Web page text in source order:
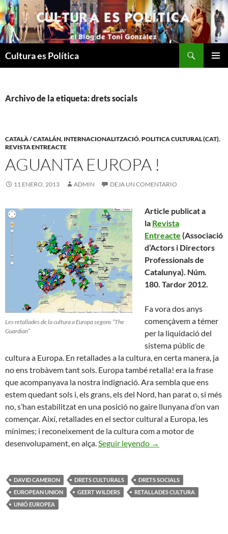
Saltar
al
contenido
Cultura es Política
Archivo de la etiqueta: drets socials
CATALÀ / CATALÁN, INTERNACIONALITZACIÓ,POLITICA CULTURAL (CAT),
REVISTA ENTREACTE
AGUANTA EUROPA !
11 ENERO, 2013 ADMIN DEJA UN COMENTARIO
Les retallades de la cultura a Europa segons “The
Guardian”
Article publicat a
la Revista
Entreacte (Associació
d’Actors i Directors
Professionals de
Catalunya). Núm.
180. Tardor 2012.
Fa vora dos anys
començàvem a témer
per la liquidació del
sistema públic de
cultura a Europa. En retallades a la cultura, en certa manera, ja
no ens trobàvem tant sols. Europa també retalla! era la frase
que acompanyava la nostra indignació. Ara sembla que ens
estem quedant sols i, els grans, els del Nord, han parat o, si més
no, s’han estabilitzat en una posició no gaire llunyana d’on van
començar. Així, retallades en el sector cultural a Europa, les
mínimes; i reconeixement de la cultura com a motor de
desenvolupament, en alça.Seguir leyendo Aguanta Europa !
→
DAVID CAMERON DRETS CULTURALS
DRETS SOCIALS
EUROPEAN UNION
GEERT WILDERS
RETALLADES CULTURA
UNIÓ EUROPEA